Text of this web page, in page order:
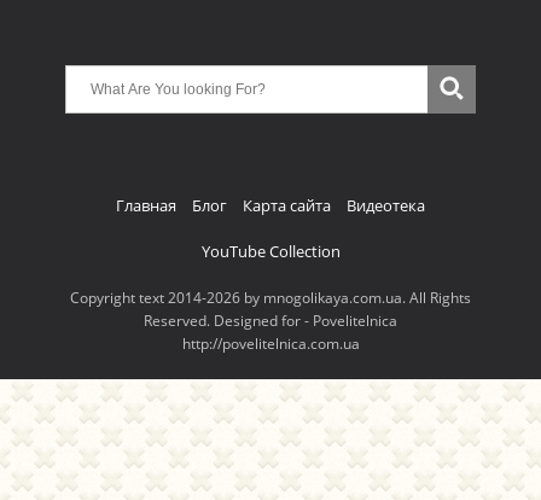
Главная Блог Карта сайта Видеотека
YouTube Collection
Copyright text 2014-2026 by mnogolikaya.com.ua. All Rights
Reserved. Designed for - Povelitelnica
http://povelitelnica.com.ua